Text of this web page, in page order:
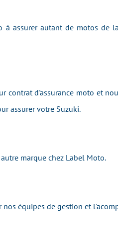
à assurer autant de motos de
contrat d'assurance moto et
assurer votre Suzuki.
autre marque chez Label Moto.
nos équipes de gestion et